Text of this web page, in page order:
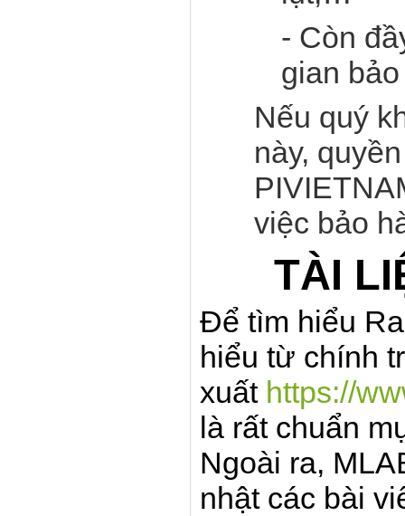
- Còn
gian
Nếu quý
này,
việc bảo
TÀI
Để tìm hiểu
hiểu từ chính
xuất https://
là rất chuẩn
Ngoài ra,
nhật các bài